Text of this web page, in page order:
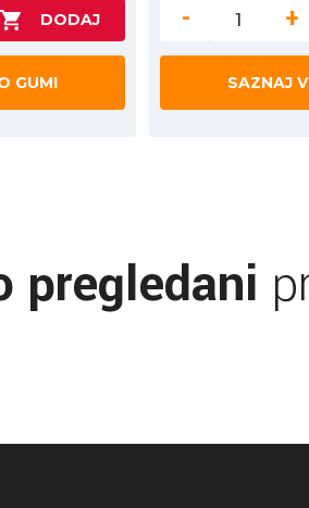
GUMI
- +
SAZNAJ
pregledani